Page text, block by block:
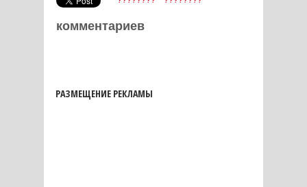
комментариев
РАЗМЕЩЕНИЕ РЕКЛАМЫ